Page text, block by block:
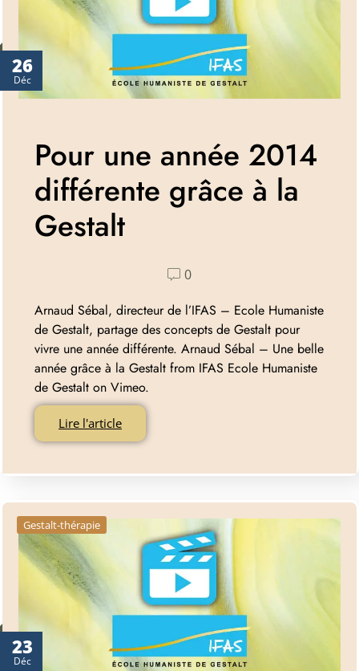
26
Déc
Pour une année 2014
différente grâce à la
Gestalt
0
Arnaud Sébal, directeur de l’IFAS – Ecole Humaniste
de Gestalt, partage des concepts de Gestalt pour
vivre une année différente. Arnaud Sébal – Une belle
année grâce à la Gestalt from IFAS Ecole Humaniste
de Gestalt on Vimeo.
Lire l'article
23
Déc
Gestalt-thérapie